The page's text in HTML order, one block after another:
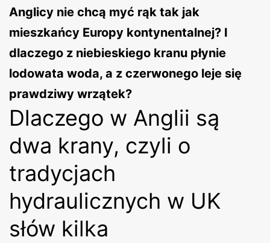
Anglicy nie chcą myć rąk tak jak
mieszkańcy Europy kontynentalnej? I
dlaczego z niebieskiego kranu płynie
lodowata woda, a z czerwonego leje się
prawdziwy wrzątek?
Dlaczego w Anglii są
dwa krany, czyli o
tradycjach
hydraulicznych w UK
słów kilka